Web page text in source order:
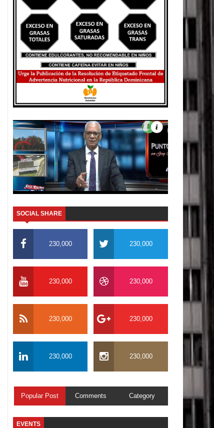
SOCIAL SHARE
230,000 230,000
230,000 230,000
230,000 230,000
230,000 230,000
Popular Post Comments Category
EVENTS